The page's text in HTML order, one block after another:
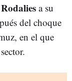
a su
del choque
en el que